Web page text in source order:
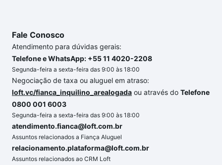
Fale Conosco
Atendimento para dúvidas gerais:
Telefone e WhatsApp: +55 11 4020-2208
Segunda-feira a sexta-feira das 9:00 às 18:00
Negociação de taxa ou aluguel em atraso:
loft.vc/fianca_inquilino_arealogada ou através do Telefone
0800 001 6003
Segunda-feira a sexta-feira das 9:00 às 18:00
atendimento.fianca@loft.com.br
Assuntos relacionados a Fiança Aluguel
relacionamento.plataforma@loft.com.br
Assuntos relacionados ao CRM Loft